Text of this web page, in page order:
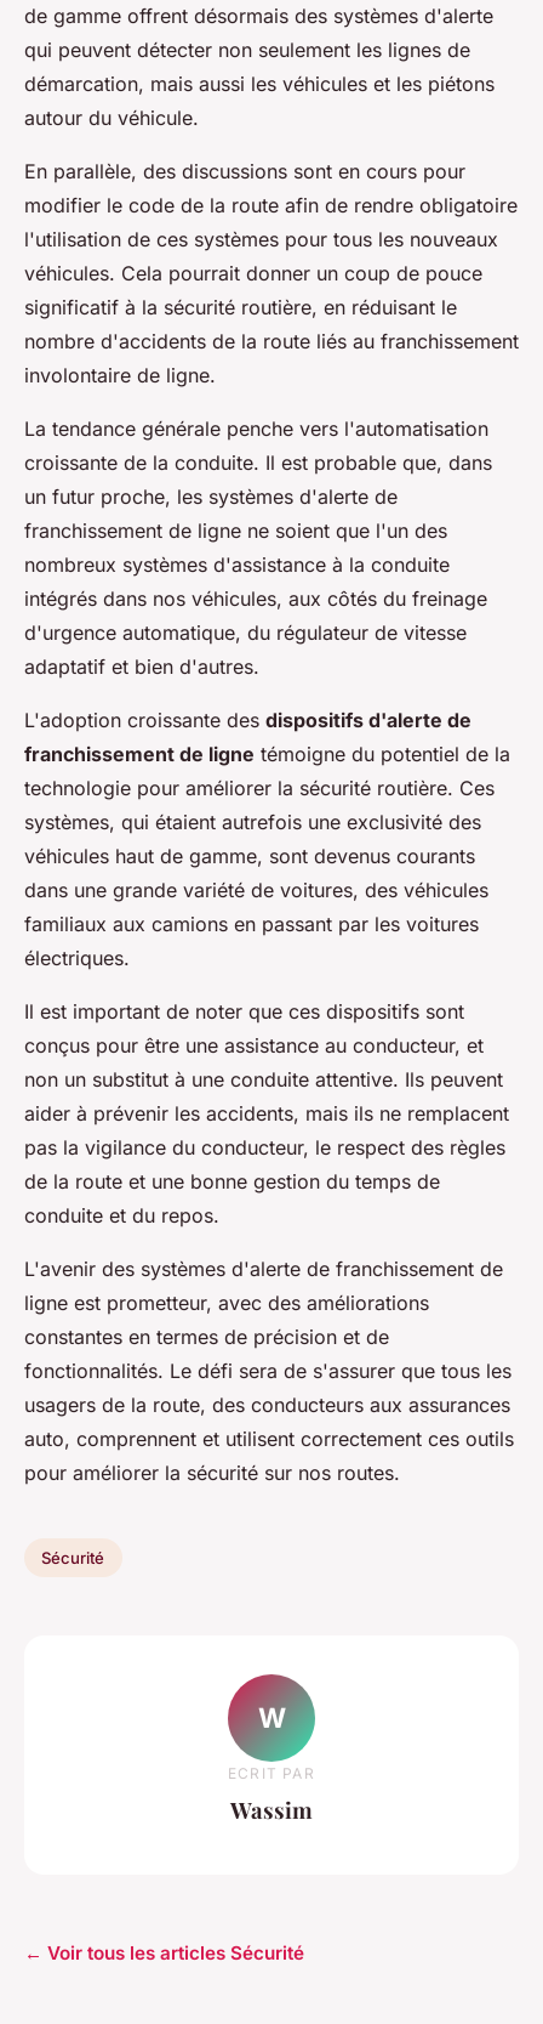
de gamme offrent désormais des systèmes d'alerte
qui peuvent détecter non seulement les lignes de
démarcation, mais aussi les véhicules et les piétons
autour du véhicule.
En parallèle, des discussions sont en cours pour
modifier le code de la route afin de rendre obligatoire
l'utilisation de ces systèmes pour tous les nouveaux
véhicules. Cela pourrait donner un coup de pouce
significatif à la sécurité routière, en réduisant le
nombre d'accidents de la route liés au franchissement
involontaire de ligne.
La tendance générale penche vers l'automatisation
croissante de la conduite. Il est probable que, dans
un futur proche, les systèmes d'alerte de
franchissement de ligne ne soient que l'un des
nombreux systèmes d'assistance à la conduite
intégrés dans nos véhicules, aux côtés du freinage
d'urgence automatique, du régulateur de vitesse
adaptatif et bien d'autres.
L'adoption croissante des dispositifs d'alerte de
franchissement de ligne témoigne du potentiel de la
technologie pour améliorer la sécurité routière. Ces
systèmes, qui étaient autrefois une exclusivité des
véhicules haut de gamme, sont devenus courants
dans une grande variété de voitures, des véhicules
familiaux aux camions en passant par les voitures
électriques.
Il est important de noter que ces dispositifs sont
conçus pour être une assistance au conducteur, et
non un substitut à une conduite attentive. Ils peuvent
aider à prévenir les accidents, mais ils ne remplacent
pas la vigilance du conducteur, le respect des règles
de la route et une bonne gestion du temps de
conduite et du repos.
L'avenir des systèmes d'alerte de franchissement de
ligne est prometteur, avec des améliorations
constantes en termes de précision et de
fonctionnalités. Le défi sera de s'assurer que tous les
usagers de la route, des conducteurs aux assurances
auto, comprennent et utilisent correctement ces outils
pour améliorer la sécurité sur nos routes.
Sécurité
W
ECRIT PAR
Wassim
← Voir tous les articles Sécurité